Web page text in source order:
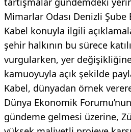
Mimarlar Odası Denizli Şube
Kabel konuyla ilgili
şehir halkının bu sürece
vurgularken, yer
kamuoyuyla açık şekilde
Kabel, dünyadan örnek
Dünya Ekonomik
gündeme gelmesi üzerine,